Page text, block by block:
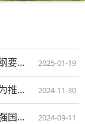
中共中央 国务院印发《教育强国建设规划纲要（2024—2035年）》 2025-01-19
扎根中国大地赓续中华文脉厚植学术根基 为推进马克思主义中国化时代化作出更大贡献 2024-11-30
紧紧围绕立德树人根本任务 朝着建成教育强国战略目标扎实迈进 2024-09-11